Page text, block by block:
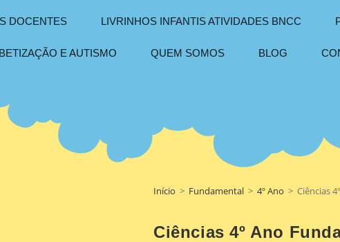
DOCENTES LIVRINHOS INFANTIS ATIVIDADES BNCC
E AUTISMO QUEM SOMOS BLOG
Início > Fundamental > 4º Ano > Ciências
Ciências 4º Ano